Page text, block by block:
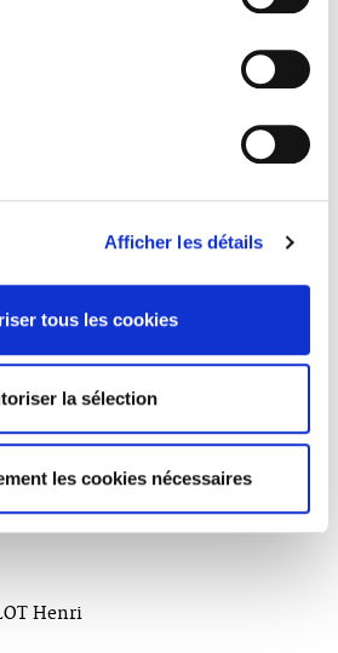
Afficher les détails
tous les cookies
la sélection
les cookies nécessaires
Jacques
Robert
Henri